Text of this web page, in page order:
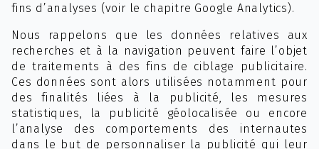
fins d’analyses (voir le chapitre Google Analytics).
Nous rappelons que les données relatives aux
recherches et à la navigation peuvent faire l’objet
de traitements à des fins de ciblage publicitaire.
Ces données sont alors utilisées notamment pour
des finalités liées à la publicité, les mesures
statistiques, la publicité géolocalisée ou encore
l’analyse des comportements des internautes
dans le but de personnaliser la publicité qui leur